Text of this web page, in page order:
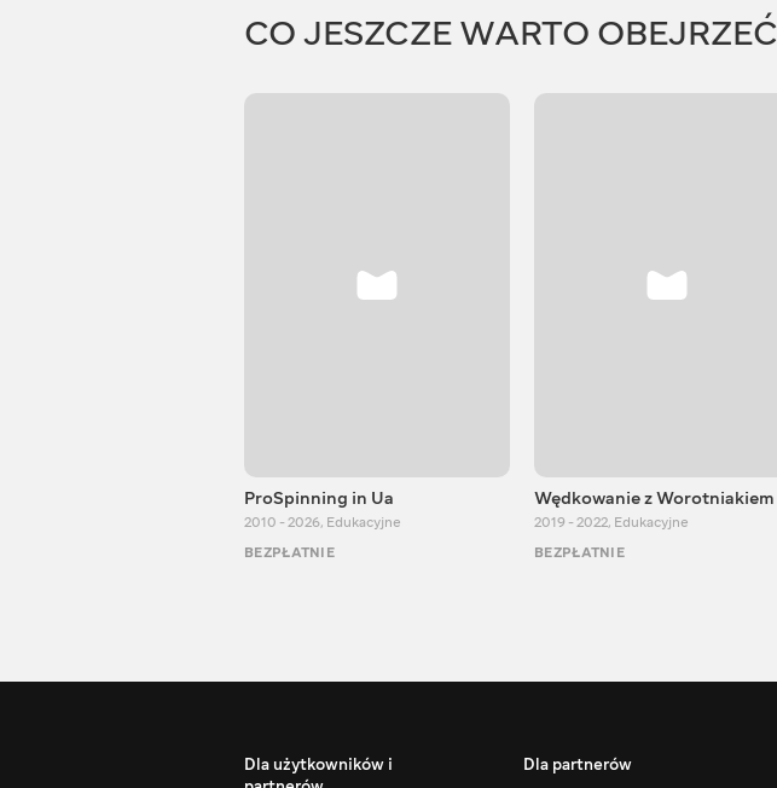
CO JESZCZE WARTO OBEJRZEĆ
ProSpinning in Ua
2010 - 2026, Edukacyjne
BEZPŁATNIE
Wędkowanie z Worotniakiem
2019 - 2022, Edukacyjne
BEZPŁATNIE
Dla użytkowników i
Dla partnerów